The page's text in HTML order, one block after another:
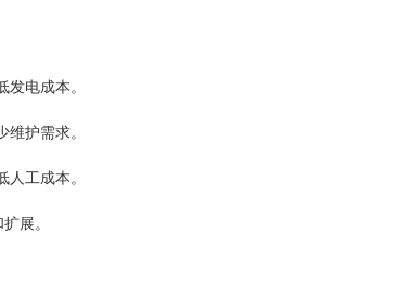
电成本。
护需求。
工成本。
展。